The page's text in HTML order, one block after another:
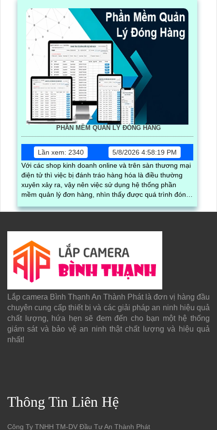
PHẦN MỀM QUẢN LÝ ĐÓNG HÀNG
Lần xem: 2340
5/8/2026 4:58:19 PM
Với các shop kinh doanh online và trên sàn thương mại
điện tử thì việc bị đánh tráo hàng hóa là điều thường
xuyên xảy ra, vậy nên việc sử dụng hệ thống phần
mềm quản lý đơn hàng, nhìn thấy được quá trình đóng
được ghi lại một cách dễ dàng
Lắp camera Bình Thạnh An Thành Phát là đơn vị hàng đầu
chuyên cung cấp thiết bị và các giải pháp an ninh hiệu quả
chất lượng, hứa hẹn sẽ đem đến cho bạn một hệ thống
giám sát và bảo vệ an ninh thật chất lượng và hiệu quả
nhất!
Thông Tin Liên Hệ
Công Ty TNHH TM-DV Đầu Tư An Thành Phát